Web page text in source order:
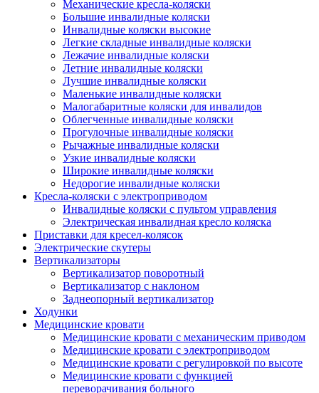
Механические кресла-коляски
Большие инвалидные коляски
Инвалидные коляски высокие
Легкие складные инвалидные коляски
Лежачие инвалидные коляски
Летние инвалидные коляски
Лучшие инвалидные коляски
Маленькие инвалидные коляски
Малогабаритные коляски для инвалидов
Облегченные инвалидные коляски
Прогулочные инвалидные коляски
Рычажные инвалидные коляски
Узкие инвалидные коляски
Широкие инвалидные коляски
Недорогие инвалидные коляски
Кресла-коляски с электроприводом
Инвалидные коляски с пультом управления
Электрическая инвалидная кресло коляска
Приставки для кресел-колясок
Электрические скутеры
Вертикализаторы
Вертикализатор поворотный
Вертикализатор с наклоном
Заднеопорный вертикализатор
Ходунки
Медицинские кровати
Медицинские кровати с механическим приводом
Медицинские кровати с электроприводом
Медицинские кровати с регулировкой по высоте
Медицинские кровати с функцией
переворачивания больного